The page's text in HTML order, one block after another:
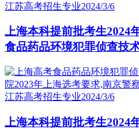
江苏高考招生专业2024/3/6
上海本科提前批考生2024
食品药品环境犯罪侦查技
江苏高考招生专业2024/3/6
上海本科提前批考生2024